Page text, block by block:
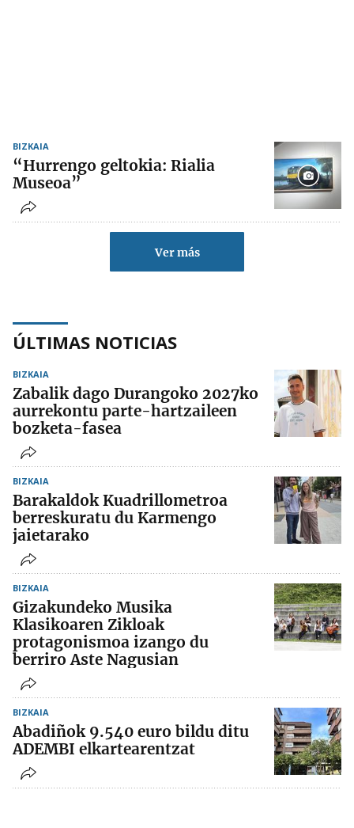
BIZKAIA
“Hurrengo geltokia: Rialia
Museoa”
Ver más
ÚLTIMAS NOTICIAS
BIZKAIA
Zabalik dago Durangoko 2027ko
aurrekontu parte-hartzaileen
bozketa-fasea
BIZKAIA
Barakaldok Kuadrillometroa
berreskuratu du Karmengo
jaietarako
BIZKAIA
Gizakundeko Musika
Klasikoaren Zikloak
protagonismoa izango du
berriro Aste Nagusian
BIZKAIA
Abadiñok 9.540 euro bildu ditu
ADEMBI elkartearentzat